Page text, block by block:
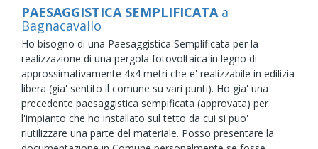
PAESAGGISTICA SEMPLIFICATA a
Bagnacavallo
Ho bisogno di una Paesaggistica Semplificata per la
realizzazione di una pergola fotovoltaica in legno di
approssimativamente 4x4 metri che e' realizzabile in edilizia
libera (gia' sentito il comune su vari punti). Ho gia' una
precedente paesaggistica sempificata (approvata) per
l'impianto che ho installato sul tetto da cui si puo'
riutilizzare una parte del materiale. Posso presentare la